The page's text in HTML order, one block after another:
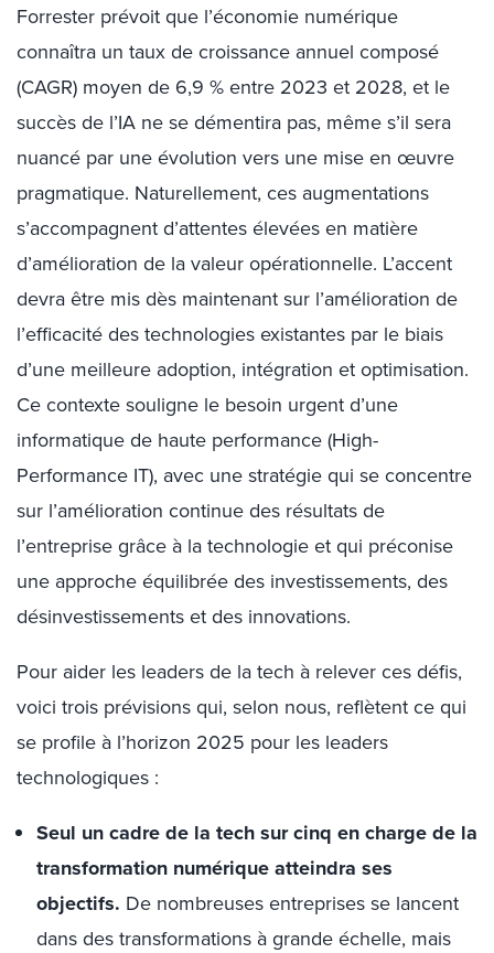
Forrester prévoit que l’économie numérique
connaîtra un taux de croissance annuel composé
(CAGR) moyen de 6,9 % entre 2023 et 2028, et le
succès de l’IA ne se démentira pas, même s’il sera
nuancé par une évolution vers une mise en œuvre
pragmatique. Naturellement, ces augmentations
s’accompagnent d’attentes élevées en matière
d’amélioration de la valeur opérationnelle. L’accent
devra être mis dès maintenant sur l’amélioration de
l’efficacité des technologies existantes par le biais
d’une meilleure adoption, intégration et optimisation.
Ce contexte souligne le besoin urgent d’une
informatique de haute performance (High-
Performance IT), avec une stratégie qui se concentre
sur l’amélioration continue des résultats de
l’entreprise grâce à la technologie et qui préconise
une approche équilibrée des investissements, des
désinvestissements et des innovations.
Pour aider les leaders de la tech à relever ces défis,
voici trois prévisions qui, selon nous, reflètent ce qui
se profile à l’horizon 2025 pour les leaders
technologiques :
Seul un cadre de la tech sur cinq en charge de la
transformation numériqueatteindra ses
objectifs. De nombreuses entreprises se lancent
dans des transformations à grande échelle, mais